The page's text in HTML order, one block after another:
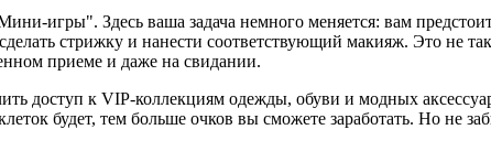
игры". Здесь ваша задача немного меняется: вам
стрижку и нанести соответствующий макияж. Это не
приеме и даже на свидании.
доступ к VIP-коллекциям одежды, обуви и модных
будет, тем больше очков вы сможете заработать. Но не